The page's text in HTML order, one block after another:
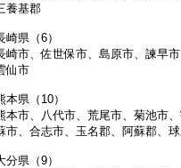
養基郡
崎県（6）
崎市、佐世保市、島原市、諫早市
仙市
本県（10）
本市、八代市、荒尾市、菊池市
市、合志市、玉名郡、阿蘇郡、
分県（9）